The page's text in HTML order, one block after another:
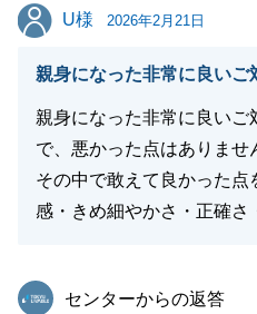
引き続き、どうぞよろしく
閉
U様
U様 2026年2月21日
親身になった非常に良いご
親身になった非常に良い
で、悪かった点はありませ
その中で敢えて良かった点
感・きめ細やかさ・正確さ
東急リバブル
センターからの返答